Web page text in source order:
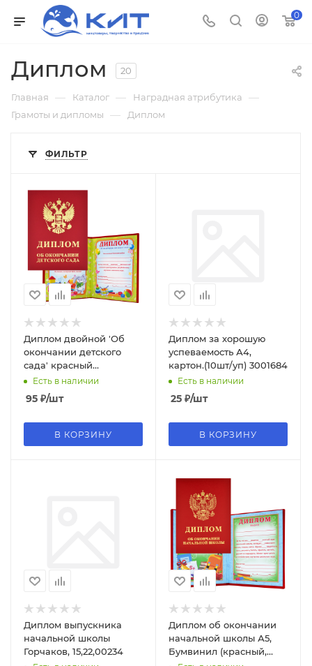
0
Диплом 20
Главная — Каталог — Наградная атрибутика —
Грамоты и дипломы — Диплом
ФИЛЬТР
Диплом двойной 'Об
окончании детского
сада' красный
(бумвинил)
Есть в наличии
95 ₽/шт
В КОРЗИНУ
Диплом за хорошую
успеваемость А4,
картон.(10шт/уп) 3001684
Есть в наличии
25 ₽/шт
В КОРЗИНУ
Диплом выпускника
начальной школы
Горчаков, 15,22,00234
Диплом об окончании
начальной школы А5,
Бумвинил (красный,